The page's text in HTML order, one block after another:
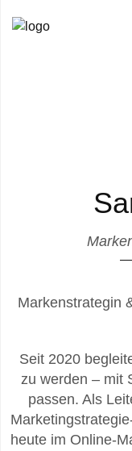
Markenstrategin
Seit 2020
zu werden – mit
passen. Als
heute im Online-